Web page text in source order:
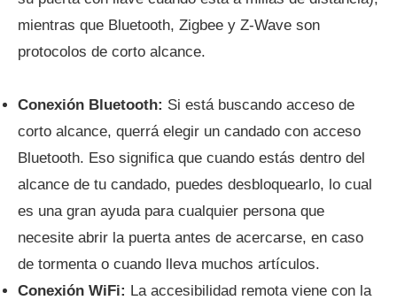
mientras que Bluetooth, Zigbee y Z-Wave son
protocolos de corto alcance.
Conexión Bluetooth: Si está buscando acceso de
corto alcance, querrá elegir un candado con acceso
Bluetooth. Eso significa que cuando estás dentro del
alcance de tu candado, puedes desbloquearlo, lo cual
es una gran ayuda para cualquier persona que
necesite abrir la puerta antes de acercarse, en caso
de tormenta o cuando lleva muchos artículos.
Conexión WiFi: La accesibilidad remota viene con la